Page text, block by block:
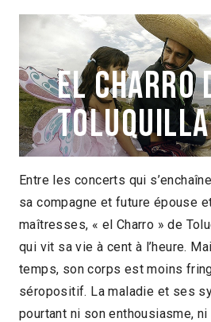
El Charro
José Villalobos Romero
2017 > Compétition
Entre les concerts qui
sa compagne et future épouse
maîtresses, « el Charro » de
qui vit sa vie à cent à l’heure.
temps, son corps est moins
séropositif. La maladie et ses
pourtant ni son enthousiasme,